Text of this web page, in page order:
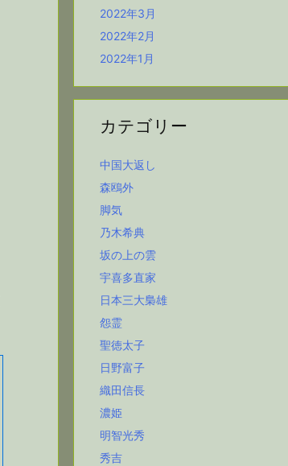
2022年3月
2022年2月
2022年1月
カテゴリー
中国大返し
森鴎外
脚気
乃木希典
坂の上の雲
宇喜多直家
日本三大梟雄
怨霊
聖徳太子
日野富子
織田信長
濃姫
明智光秀
秀吉